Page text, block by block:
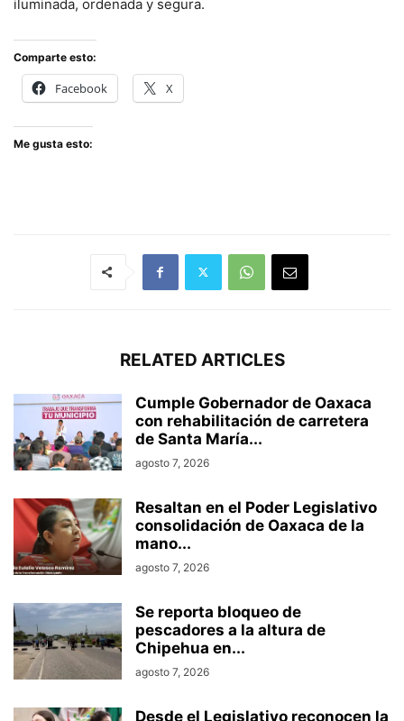
iluminada, ordenada y segura.
Comparte esto:
Facebook X
Me gusta esto:
RELATED ARTICLES
Cumple Gobernador de Oaxaca
con rehabilitación de carretera
de Santa María...
agosto 7, 2026
Resaltan en el Poder Legislativo
consolidación de Oaxaca de la
mano...
agosto 7, 2026
Se reporta bloqueo de
pescadores a la altura de
Chipehua en...
agosto 7, 2026
Desde el Legislativo reconocen la